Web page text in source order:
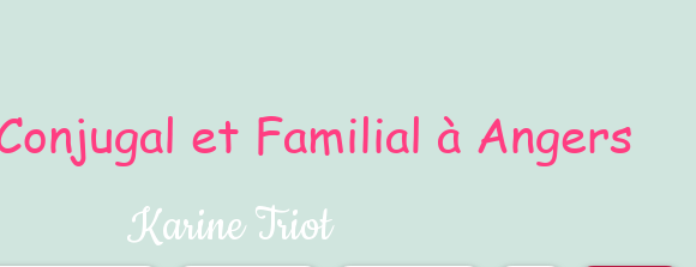
et Familial à Angers
Karine Triot